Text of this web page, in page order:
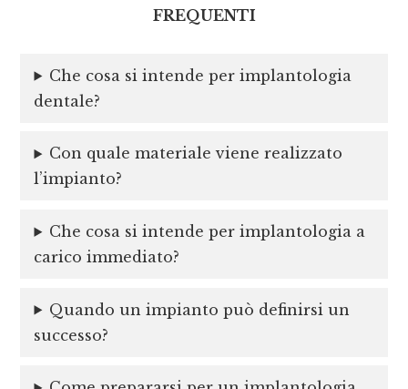
FREQUENTI
Che cosa si intende per implantologia
dentale?
Con quale materiale viene realizzato
l’impianto?
Che cosa si intende per implantologia a
carico immediato?
Quando un impianto può definirsi un
successo?